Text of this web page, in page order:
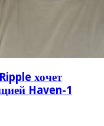
хочет
Haven-1